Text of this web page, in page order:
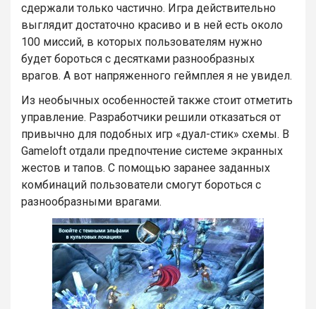
сдержали только частично. Игра действительно
выглядит достаточно красиво и в ней есть около
100 миссий, в которых пользователям нужно
будет бороться с десятками разнообразных
врагов. А вот напряженного геймплея я не увидел.
Из необычных особенностей также стоит отметить
управление. Разработчики решили отказаться от
привычно для подобных игр «дуал-стик» схемы. В
Gameloft отдали предпочтение системе экранных
жестов и тапов. С помощью заранее заданных
комбинаций пользователи смогут бороться с
разнообразными врагами.